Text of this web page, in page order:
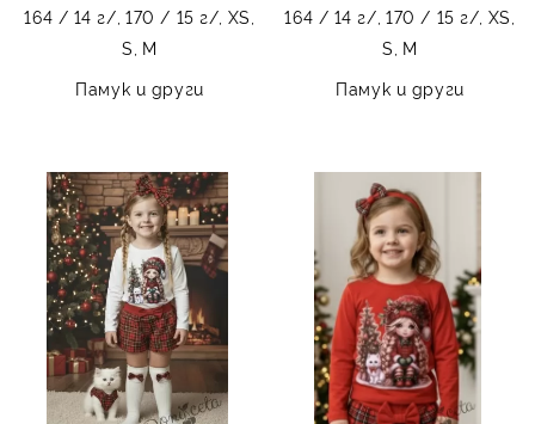
164 / 14 г/, 170 / 15 г/, XS,
S, M
Памук и други
164 / 14 г/, 170 / 15 г/, XS,
S, M
Памук и други